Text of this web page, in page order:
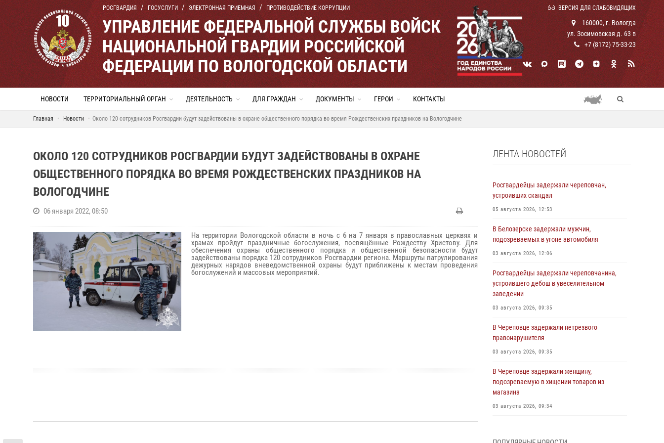
РОСГВАРДИЯ ГОСУСЛУГИ ЭЛЕКТРОННАЯ ПРИЕМНАЯ ПРОТИВОДЕЙСТВИЕ КОРРУПЦИИ ВЕРСИЯ ДЛЯ СЛАБОВИДЯЩИХ
УПРАВЛЕНИЕ ФЕДЕРАЛЬНОЙ СЛУЖБЫ ВОЙСК
НАЦИОНАЛЬНОЙ ГВАРДИИ РОССИЙСКОЙ
ФЕДЕРАЦИИ ПО ВОЛОГОДСКОЙ ОБЛАСТИ
160000, г. Вологда
ул. Зосимовская д. 63 в
+7 (8172) 75-33-23
НОВОСТИ ТЕРРИТОРИАЛЬНЫЙ ОРГАН ДЕЯТЕЛЬНОСТЬ ДЛЯ ГРАЖДАН ДОКУМЕНТЫ ГЕРОИ КОНТАКТЫ
Главная Новости Около 120 сотрудников Росгвардии будут задействованы в охране общественного порядка во время Рождественских праздников на Вологодчине
ОКОЛО 120 СОТРУДНИКОВ РОСГВАРДИИ БУДУТ ЗАДЕЙСТВОВАНЫ В ОХРАНЕ
ОБЩЕСТВЕННОГО ПОРЯДКА ВО ВРЕМЯ РОЖДЕСТВЕНСКИХ ПРАЗДНИКОВ НА
ВОЛОГОДЧИНЕ
06 января 2022, 08:50
На территории Вологодской области в ночь с 6 на 7 января в православных церквях и
храмах пройдут праздничные богослужения, посвящённые Рождеству Христову. Для
обеспечения охраны общественного порядка и общественной безопасности будут
задействованы порядка 120 сотрудников Росгвардии региона. Маршруты патрулирования
дежурных нарядов вневедомственной охраны будут приближены к местам проведения
богослужений и массовых мероприятий.
ЛЕНТА НОВОСТЕЙ
Росгвардейцы задержали череповчан,
устроивших скандал
05 августа 2026, 12:53
В Белозерске задержали мужчин,
подозреваемых в угоне автомобиля
03 августа 2026, 12:06
Росгвардейцы задержали череповчанина,
устроившего дебош в увеселительном
заведении
03 августа 2026, 09:35
В Череповце задержали нетрезвого
правонарушителя
03 августа 2026, 09:35
В Череповце задержали женщину,
подозреваемую в хищении товаров из
магазина
03 августа 2026, 09:34